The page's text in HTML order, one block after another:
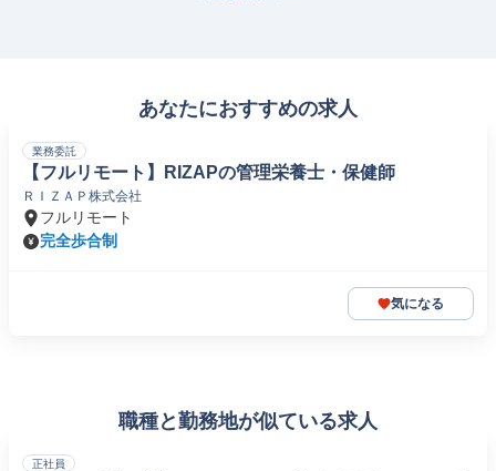
あなたにおすすめの求人
業務委託
【フルリモート】RIZAPの管理栄養士・保健師
ＲＩＺＡＰ株式会社
フルリモート
完全歩合制
気になる
職種と勤務地が似ている求人
正社員